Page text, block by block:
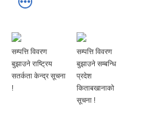
सम्पत्ति विवरण
बुझाउने राष्ट्रिय
सतर्कता केन्द्र सूचना
!
सम्पत्ति विवरण
बुझाउने सम्बन्धि
प्रदेश
किताबखानाको
सूचना !